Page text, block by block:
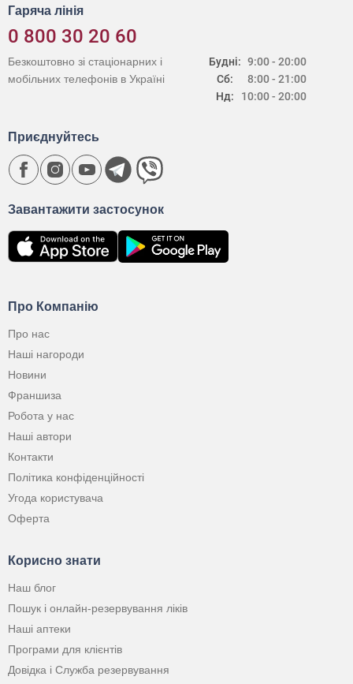
Гаряча лінія
0 800 30 20 60
Будні:
Сб:
Нд:
9:00 - 20:00
8:00 - 21:00
10:00 - 20:00
Безкоштовно зі стаціонарних і
мобільних телефонів в Україні
Про Компанію
Про нас
Наші нагороди
Новини
Франшиза
Робота у нас
Наші автори
Контакти
Політика конфіденційності
Угода користувача
Оферта
Корисно знати
Наш блог
Пошук і онлайн-резервування ліків
Наші аптеки
Програми для клієнтів
Довідка і Служба резервування
Завантажити застосунок
Приєднуйтесь